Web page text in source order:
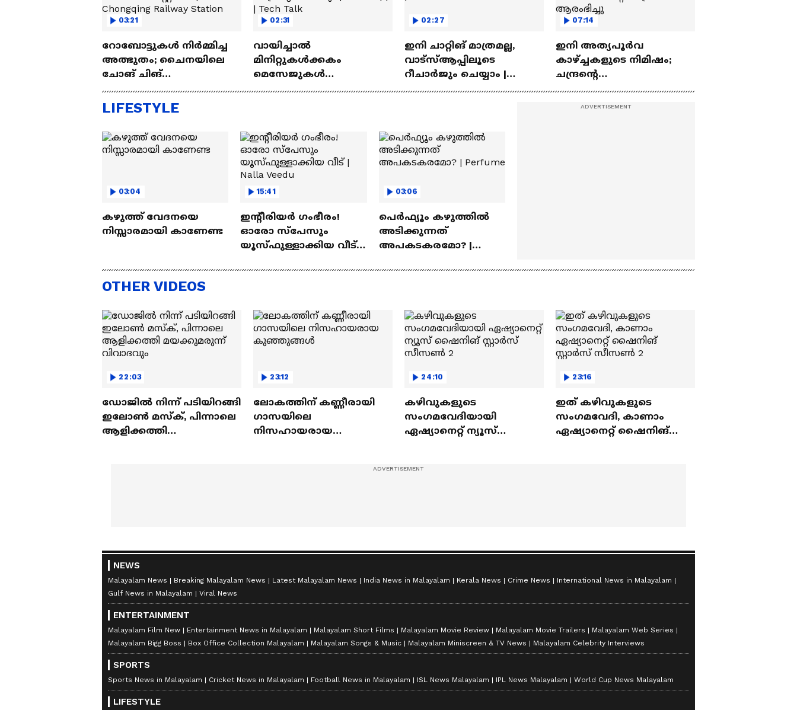
03:21
റോബോട്ടുകൾ നിർമ്മിച്ച
അത്ഭുതം; ചൈനയിലെ
ചോങ് ചിങ്
റെയിൽവേസ്റ്റേഷൻ |
Chongqing Railway Station
02:31
വായിച്ചാൽ
മിനിറ്റുകൾക്കകം
മെസേജുകള്‍
അപ്രത്യക്ഷമാകും |
02:27
ഇനി ചാറ്റിങ് മാത്രമല്ല,
വാട്‌സ്‌ആപ്പിലൂടെ
റീചാർജും ചെയ്യാം |
WhatsApp Payments | Tech
07:14
ഇനി അത്യപൂര്‍വ
കാഴ്ച്ചകളുടെ നിമിഷം;
ചന്ദ്രന്റെ
മറുപുറത്തേക്കുള്ള
ഒറിയോണിന്റെ യാത്ര
LIFESTYLE
03:04
കഴുത്ത് വേദനയെ
നിസ്സാരമായി കാണേണ്ട
15:41
ഇന്റീരിയർ ഗംഭീരം!
ഓരോ സ്‌പേസും
യൂസ്ഫുള്ളാക്കിയ വീട് |
03:06
പെർഫ്യൂം കഴുത്തിൽ
അടിക്കുന്നത്
അപകടകരമോ? |
OTHER VIDEOS
22:03
ഡോജിൽ നിന്ന് പടിയിറങ്ങി
ഇലോൺ മസ്ക്, പിന്നാലെ
ആളിക്കത്തി
23:12
ലോകത്തിന് കണ്ണീരായി
ഗാസയിലെ
നിസഹായരായ
24:10
കഴിവുകളുടെ
സംഗമവേദിയായി
ഏഷ്യാനെറ്റ് ന്യൂസ്
23:16
ഇത് കഴിവുകളുടെ
സംഗമവേദി, കാണാം
ഏഷ്യാനെറ്റ് ഷൈനിങ്
NEWS
Malayalam News Breaking Malayalam News Latest Malayalam News India News in Malayalam Kerala News Crime News
International News in Malayalam
Gulf News in Malayalam
Viral News
ENTERTAINMENT
Malayalam Film New Entertainment News in Malayalam Malayalam Short Films Malayalam Movie Review Malayalam Movie Trailers
Malayalam Web Series
Malayalam Bigg Boss
Box Office Collection Malayalam Malayalam Songs & Music Malayalam Miniscreen & TV News Malayalam Celebrity Interviews
SPORTS
Sports News in Malayalam Cricket News in Malayalam Football News in Malayalam ISL News Malayalam IPL News Malayalam World Cup News Malayalam
LIFESTYLE